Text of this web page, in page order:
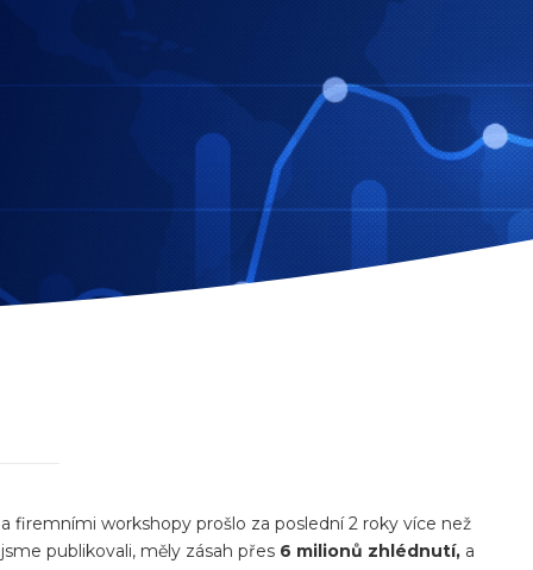
firemními workshopy prošlo za poslední 2 roky více než
publikovali, měly zásah přes 6 milionů zhlédnutí,a